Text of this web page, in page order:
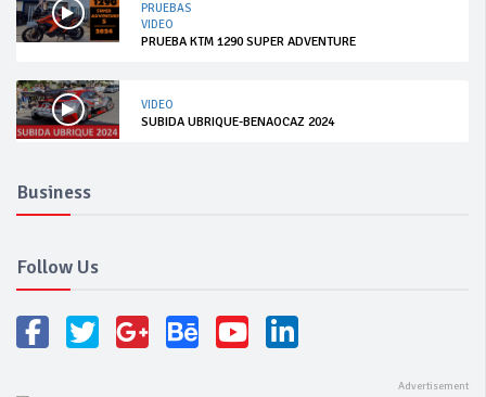
PRUEBAS
VIDEO
PRUEBA KTM 1290 SUPER ADVENTURE
VIDEO
SUBIDA UBRIQUE-BENAOCAZ 2024
Business
Follow Us